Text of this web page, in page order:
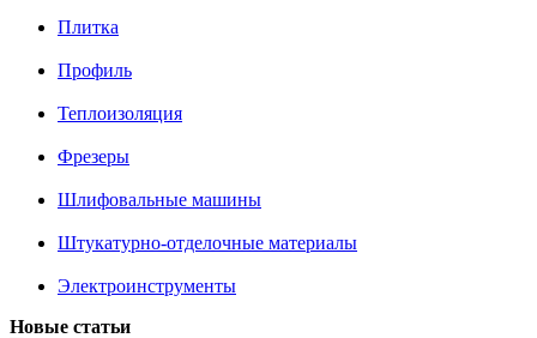
Плитка
Профиль
Теплоизоляция
Фрезеры
Шлифовальные машины
Штукатурно-отделочные материалы
Электроинструменты
Новые статьи